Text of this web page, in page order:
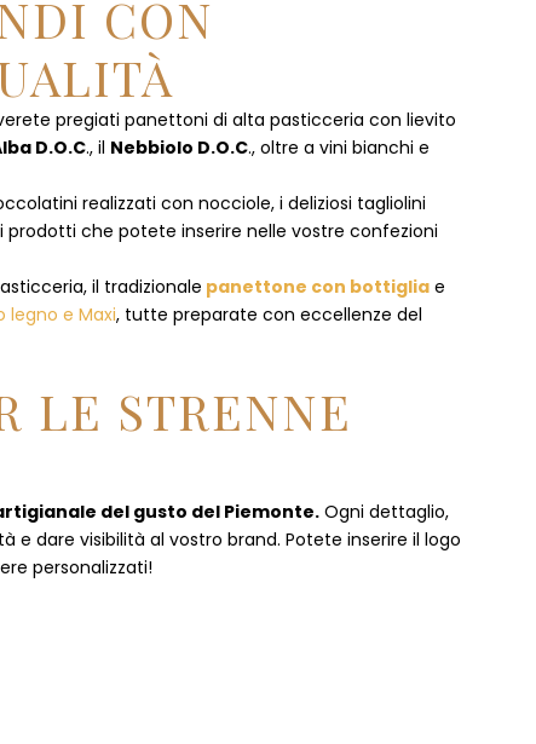
CON
pregiati panettoni di alta pasticceria con lievito
D.O.C., il Nebbiolo D.O.C., oltre a vini bianchi e
realizzati con nocciole, i deliziosi tagliolini
che potete inserire nelle vostre confezioni
il tradizionale panettone con bottiglia e
legno e Maxi, tutte preparate con eccellenze del
LE STRENNE
del gusto del Piemonte. Ogni dettaglio,
dare visibilità al vostro brand. Potete inserire il logo
personalizzati!